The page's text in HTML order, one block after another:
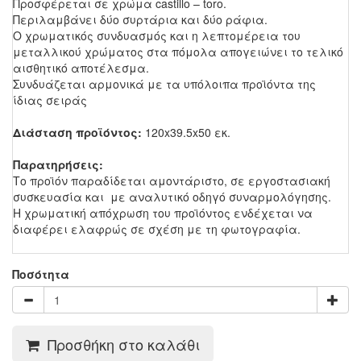
Περιλαμβάνει δύο συρτάρια και δύο ράφια.
Ο χρωματικός συνδυασμός και η λεπτομέρεια του
μεταλλικού χρώματος στα πόμολα απογειώνει το τελικό
αισθητικό αποτέλεσμα.
Συνδυάζεται αρμονικά με τα υπόλοιπα προϊόντα της
ίδιας σειράς
Διάσταση προϊόντος: 120x39.5x50 εκ.
Παρατηρήσεις:
Το προϊόν παραδίδεται αμοντάριστο, σε εργοστασιακή
συσκευασία και με αναλυτικό οδηγό συναρμολόγησης.
Η χρωματική απόχρωση του προϊόντος ενδέχεται να
διαφέρει ελαφρώς σε σχέση με τη φωτογραφία.
Ποσότητα
Προσθήκη στο καλάθι